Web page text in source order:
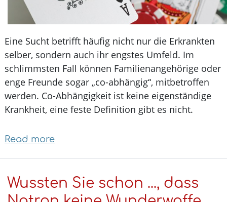
was
Eine Sucht betrifft häufig nicht nur die Erkrankten
selber, sondern auch ihr engstes Umfeld. Im
schlimmsten Fall können Familienangehörige
enge Freunde sogar „co-abhängig“, mitbetroffen
werden. Co-Abhängigkeit ist keine eigenständige
Krankheit, eine feste Definition gibt es nicht.
Read more
So
sehr
Wussten Sie schon ..., dass